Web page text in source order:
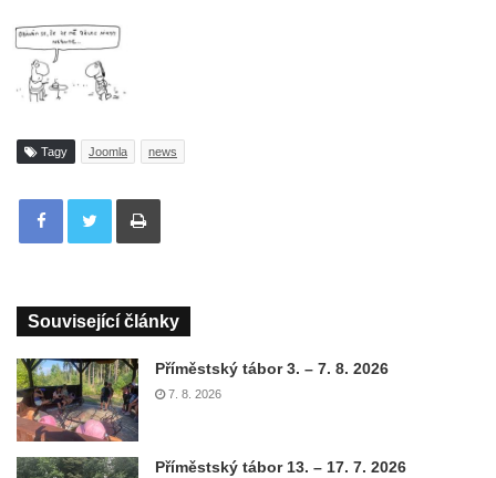
Tagy Joomla news
Tisknout
Související články
Příměstský tábor 3. – 7. 8. 2026
7. 8. 2026
Příměstský tábor 13. – 17. 7. 2026